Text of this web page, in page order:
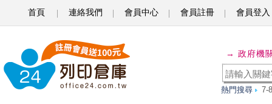
首頁 連絡我們 會員中心 會員註冊 會員登入
o
→ 政府機
熱門搜尋 7-